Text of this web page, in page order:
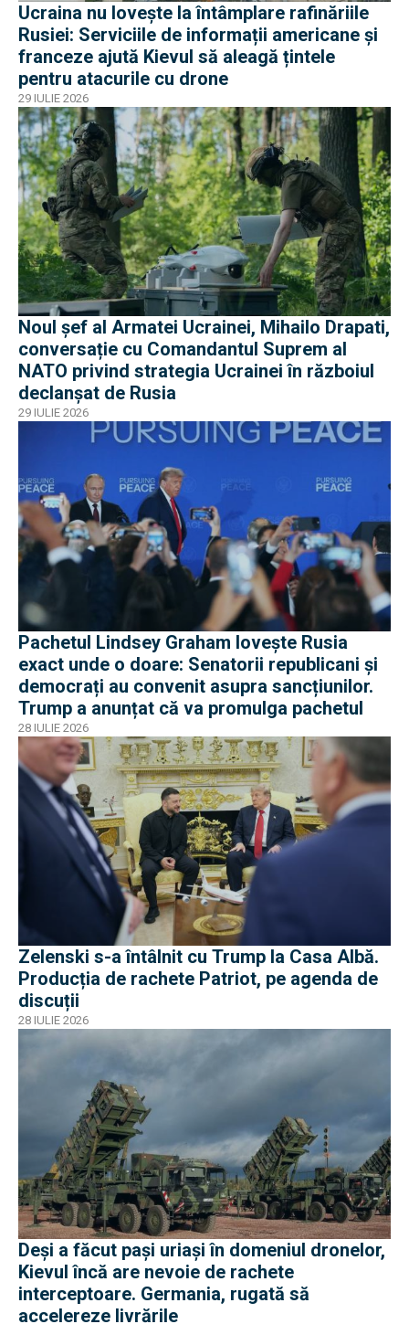
Ucraina nu lovește la întâmplare rafinăriile
Rusiei: Serviciile de informații americane și
franceze ajută Kievul să aleagă țintele
pentru atacurile cu drone
29 IULIE 2026
Noul șef al Armatei Ucrainei, Mihailo Drapati,
conversație cu Comandantul Suprem al
NATO privind strategia Ucrainei în războiul
declanșat de Rusia
29 IULIE 2026
Pachetul Lindsey Graham lovește Rusia
exact unde o doare: Senatorii republicani și
democrați au convenit asupra sancțiunilor.
Trump a anunțat că va promulga pachetul
28 IULIE 2026
Zelenski s-a întâlnit cu Trump la Casa Albă.
Producția de rachete Patriot, pe agenda de
discuții
28 IULIE 2026
Deși a făcut pași uriași în domeniul dronelor,
Kievul încă are nevoie de rachete
interceptoare. Germania, rugată să
accelereze livrările